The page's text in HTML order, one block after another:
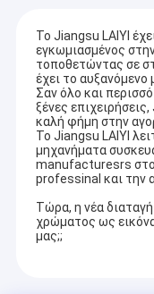
Το Jiangsu LAIYI
εγκωμιασμένος
τοποθετώντας σε
έχει το αυξανόμενο
Σαν όλο και
ξένες
καλή φήμη στην
Το Jiangsu LAIYI
μηχανήματα
manufacturesrs
professinal και την
Τώρα, η νέα
χρώματος ως
μας;;